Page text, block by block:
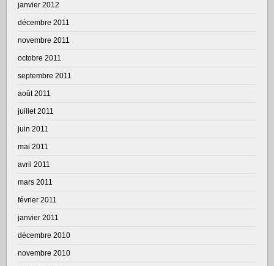
janvier 2012
décembre 2011
novembre 2011
octobre 2011
septembre 2011
août 2011
juillet 2011
juin 2011
mai 2011
avril 2011
mars 2011
février 2011
janvier 2011
décembre 2010
novembre 2010